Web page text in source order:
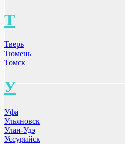
Т
Тверь
Тюмень
Томск
У
Уфа
Ульяновск
Улан-Удэ
Уссурийск